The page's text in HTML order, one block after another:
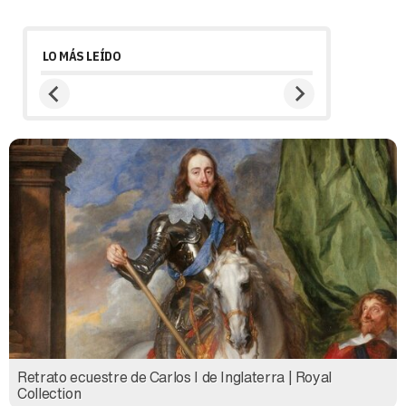
LO MÁS LEÍDO
Retrato ecuestre de Carlos I de Inglaterra | Royal
Collection